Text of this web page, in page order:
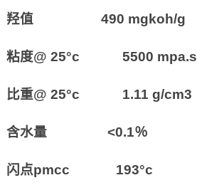
羟值 490 mgkoh/g
粘度@ 25°c 5500 mpa.s
比重@ 25°c 1.11 g/cm3
含水量 <0.1％
闪点pmcc 193°c